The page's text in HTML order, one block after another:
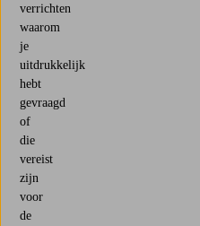
verrichten
waarom
je
uitdrukkelijk
hebt
gevraagd
of
die
vereist
zijn
voor
de